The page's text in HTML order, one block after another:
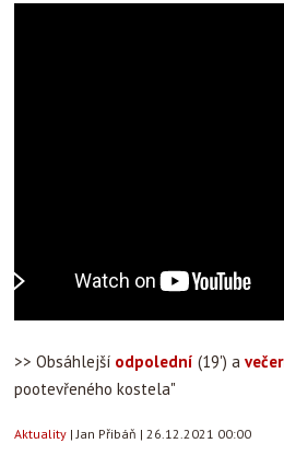
>> Obsáhlejší odpolední (19') a
pootevřeného kostela"
Aktuality |Jan Přibáň | 26.12.2021 00:00